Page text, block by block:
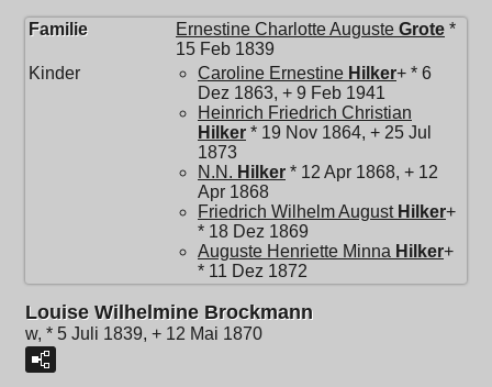
Familie Ernestine Charlotte Auguste Grote *
15 Feb 1839
Kinder
Caroline Ernestine Hilker+ * 6
Dez 1863, + 9 Feb 1941
Heinrich Friedrich Christian
Hilker * 19 Nov 1864, + 25 Jul
1873
N.N. Hilker * 12 Apr 1868, + 12
Apr 1868
Friedrich Wilhelm August Hilker+
* 18 Dez 1869
Auguste Henriette Minna Hilker+
* 11 Dez 1872
Louise Wilhelmine Brockmann
w, * 5 Juli 1839, + 12 Mai 1870